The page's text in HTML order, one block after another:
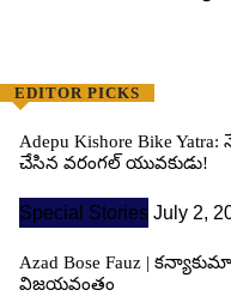
EDITOR PICKS
Adepu Kishore Bike
చేసిన వరంగల్ యువకుడు!
Special Stories July 2,
Azad Bose Fauz |
విజయవంతం